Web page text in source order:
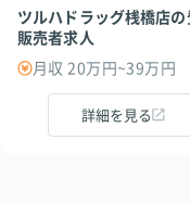
ツルハドラッグ桟橋店の
販売者求人
月収 20万円~39万円
詳細を見る